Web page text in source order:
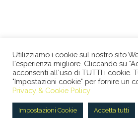
© 2026 STUDIO LEGALE BERTACCO
VIA SAN CLEMENTE, 1 • 20122
Utilizziamo i cookie sul nostro sito
l'esperienza migliore. Cliccando su
acconsenti all'uso di TUTTI i cookie.
"Impostazioni cookie" per fornire un
Privacy & Cookie Policy
Impostazioni Cookie Accetta tutti